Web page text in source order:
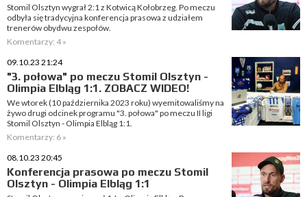
Stomil Olsztyn wygrał 2:1 z Kotwicą Kołobrzeg. Po meczu
odbyła się tradycyjna konferencja prasowa z udziałem
trenerów obydwu zespołów.
Komentarzy: 4 »
09.10.23 21:24
"3. połowa" po meczu Stomil Olsztyn -
Olimpia Elbląg 1:1. ZOBACZ WIDEO!
We wtorek (10 października 2023 roku) wyemitowaliśmy na
żywo drugi odcinek programu "3. połowa" po meczu II ligi
Stomil Olsztyn - Olimpia Elbląg 1:1.
Komentarzy: 6 »
08.10.23 20:45
Konferencja prasowa po meczu Stomil
Olsztyn - Olimpia Elbląg 1:1